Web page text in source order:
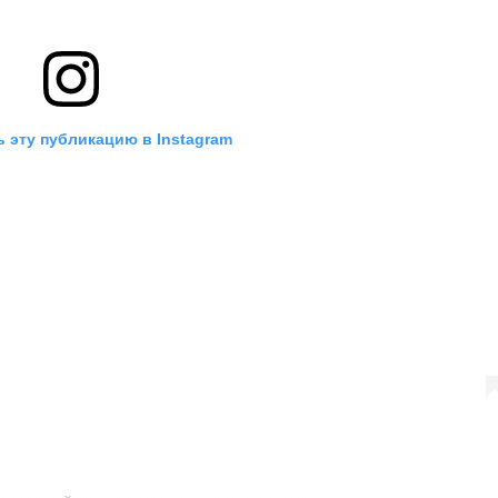
эту публикацию в Instagram